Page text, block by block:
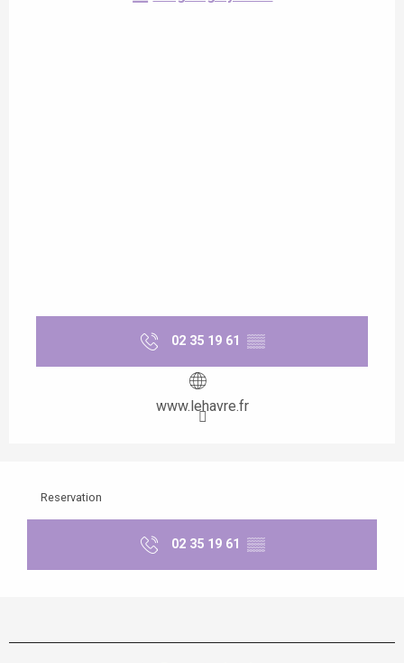
02 35 19 61 ▒▒
www.lehavre.fr
Reservation
02 35 19 61 ▒▒